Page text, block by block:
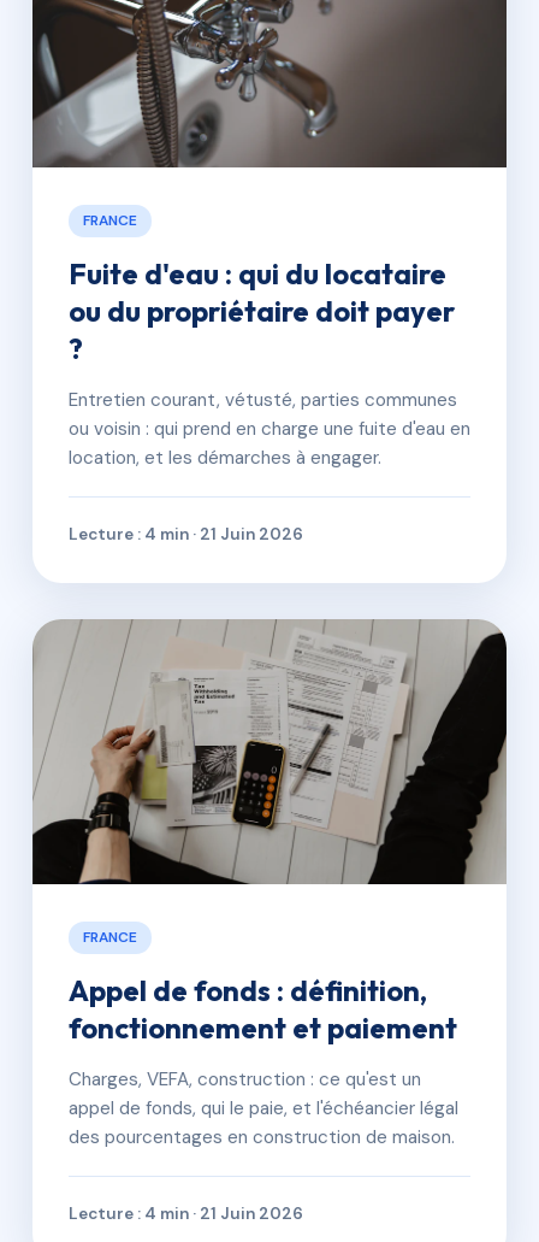
FRANCE
Fuite d'eau : qui du locataire
ou du propriétaire doit payer
?
Entretien courant, vétusté, parties communes
ou voisin : qui prend en charge une fuite d'eau en
location, et les démarches à engager.
Lecture : 4 min · 21 Juin 2026
FRANCE
Appel de fonds : définition,
fonctionnement et paiement
Charges, VEFA, construction : ce qu'est un
appel de fonds, qui le paie, et l'échéancier légal
des pourcentages en construction de maison.
Lecture : 4 min · 21 Juin 2026